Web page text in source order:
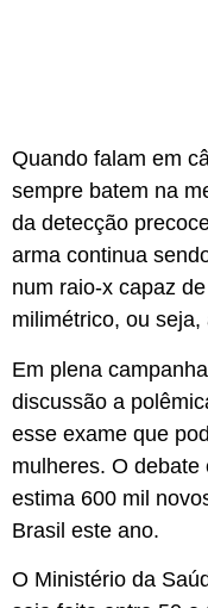
Quando falam em
sempre batem na
da detecção
arma continua
num raio-x capaz
milimétrico, ou
Em plena
discussão a
esse exame que
mulheres. O
estima 600 mil
Brasil este ano.
O Ministério da